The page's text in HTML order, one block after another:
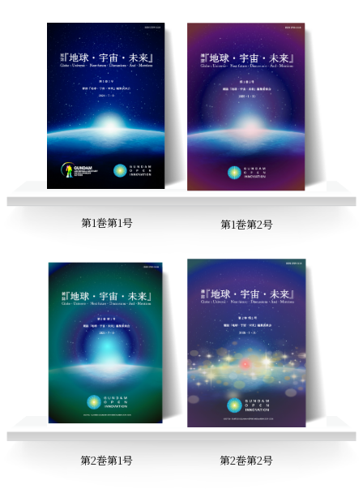
第1巻第1号 第1巻第2号
第2巻第1号 第2巻第2号